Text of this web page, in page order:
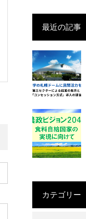
最近の記事
カテゴリー